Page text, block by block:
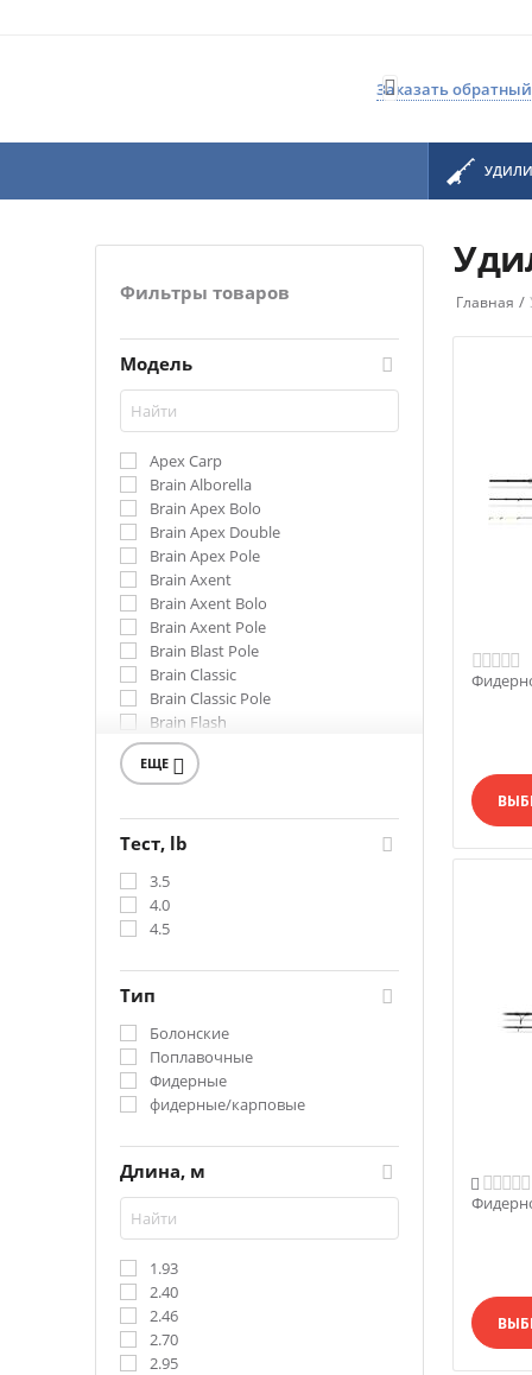

Заказать
Фильтры товаров
Модель
Apex Carp
Brain Alborella
Brain Apex Bolo
Brain Apex Double
Brain Apex Pole
Brain Axent
Brain Axent Bolo
Brain Axent Pole
Brain Blast Pole
Brain Classic
Brain Classic Pole
Brain Flash
Brain Phantom Bolo
Brain Phantom Pole
Brain Scout Bolo
Brain Scout Pole
Вершинка Brain Scout
ЕЩЕ 
Тест, lb
3.5
4.0
4.5
Тип
Болонские
Поплавочные
Фидерные
фидерные/карповые
Длина, м
1.93
2.40
2.46
2.70
2.95
Главная /
